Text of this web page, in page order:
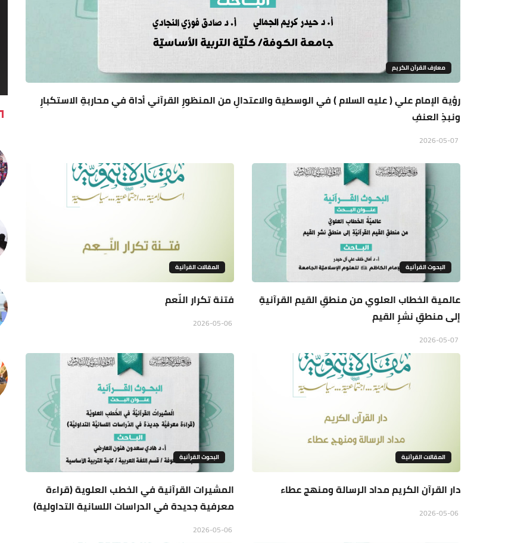
معارف القرآن الكريم
رؤية الإمام علي ( عليه السلام ) في الوسطية والاعتدالِ من المنظورِ القرآني أداة في محاربةِ الاستكبارِ
ونبذِ العنفِ
البحوث القرأنية
عالمية الخطاب العلوي من منطقِ القيم القرآنيةِ
إلى منطقِ نشرِ القيم
المقالات القراَنية
فتنة تكرار النّعم
المقالات القراَنية
دار القرآن الكريم مداد الرسالة ومنهج عطاء
البحوث القرأنية
المشيرات القرآنية في الخطب العلوية (قراءة
معرفية جديدة في الدراسات اللسانية التداولية)